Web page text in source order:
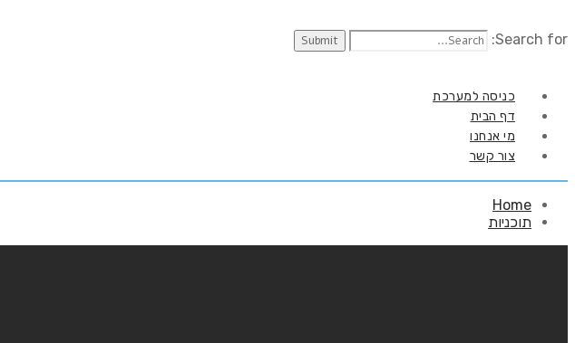
Search for:
כניסה למערכת
דף הבית
מי אנחנו
צור קשר
Home
תוכניות